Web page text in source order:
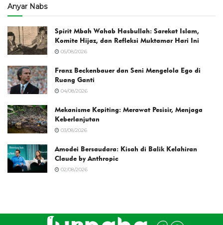
Anyar Nabs
Spirit Mbah Wahab Hasbullah: Sarekat Islam,
Komite Hijaz, dan Refleksi Muktamar Hari Ini
05/08/2026
Franz Beckenbauer dan Seni Mengelola Ego di
Ruang Ganti
04/08/2026
Mekanisme Kepiting: Merawat Pesisir, Menjaga
Keberlanjutan
03/08/2026
Amodei Bersaudara: Kisah di Balik Kelahiran
Claude by Anthropic
02/08/2026